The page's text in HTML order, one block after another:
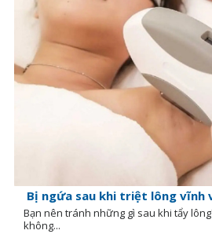
Bị ngứa sau khi triệt lông vĩnh
Bạn nên tránh những gì sau khi tẩy
không...